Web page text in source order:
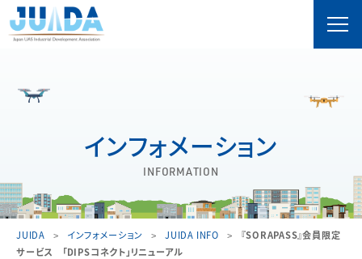
インフォメーション
INFORMATION
JUIDA インフォメーション JUIDA INFO
『SORAPASS』会員限定
サービス 「DIPSコネクト」リニューアル